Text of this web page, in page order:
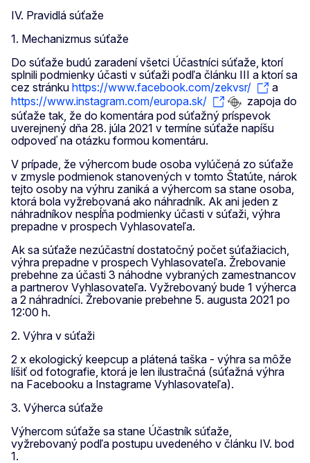
IV. Pravidlá súťaže
1. Mechanizmus súťaže
Do súťaže budú zaradení všetci Účastníci súťaže, ktorí
splnili podmienky účasti v súťaži podľa článku III a ktorí sa
cez stránku https://www.facebook.com/zekvsr/
a
https://www.instagram.com/europa.sk/
zapoja do
súťaže tak, že do komentára pod súťažný príspevok
uverejnený dňa 28. júla 2021 v termíne súťaže napíšu
odpoveď na otázku formou komentáru.
V prípade, že výhercom bude osoba vylúčená zo súťaže
v zmysle podmienok stanovených v tomto Štatúte, nárok
tejto osoby na výhru zaniká a výhercom sa stane osoba,
ktorá bola vyžrebovaná ako náhradník. Ak ani jeden z
náhradníkov nespĺňa podmienky účasti v súťaži, výhra
prepadne v prospech Vyhlasovateľa.
Ak sa súťaže nezúčastní dostatočný počet súťažiacich,
výhra prepadne v prospech Vyhlasovateľa. Žrebovanie
prebehne za účasti 3 náhodne vybraných zamestnancov
a partnerov Vyhlasovateľa. Vyžrebovaný bude 1 výherca
a 2 náhradníci. Žrebovanie prebehne 5. augusta 2021 po
12:00 h.
2. Výhra v súťaži
2 x ekologický keepcup a plátená taška - výhra sa môže
líšiť od fotografie, ktorá je len ilustračná (súťažná výhra
na Facebooku a Instagrame Vyhlasovateľa).
3. Výherca súťaže
Výhercom súťaže sa stane Účastník súťaže,
vyžrebovaný podľa postupu uvedeného v článku IV. bod
1.